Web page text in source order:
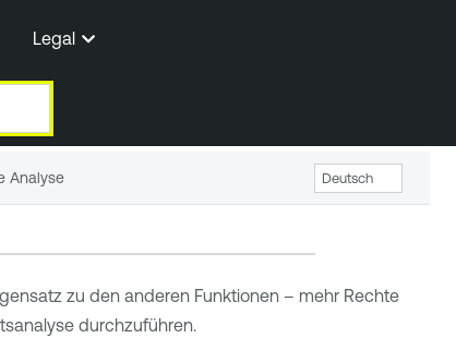
Legal
Analyse
zu den anderen Funktionen – mehr Rechte
durchzuführen.